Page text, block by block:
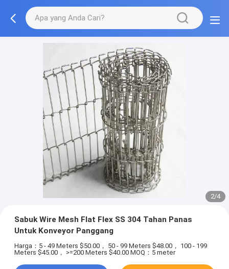
2/4
Sabuk Wire Mesh Flat Flex SS 304 Tahan Panas
Untuk Konveyor Panggang
Harga：5 - 49 Meters $50.00， 50 - 99 Meters $48.00， 100 - 199
Meters $45.00， >=200 Meters $40.00 MOQ：5 meter